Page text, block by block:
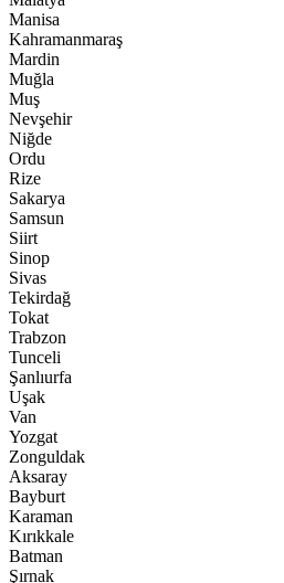
Manisa
Kahramanmaraş
Mardin
Muğla
Muş
Nevşehir
Niğde
Ordu
Rize
Sakarya
Samsun
Siirt
Sinop
Sivas
Tekirdağ
Tokat
Trabzon
Tunceli
Şanlıurfa
Uşak
Van
Yozgat
Zonguldak
Aksaray
Bayburt
Karaman
Kırıkkale
Batman
Şırnak